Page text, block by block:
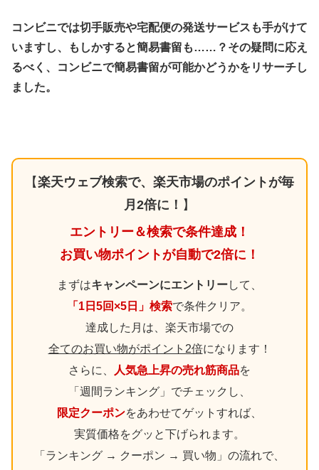
コンビニでは切手販売や宅配便の発送サービスも手がけて
いますし、もしかすると簡易書留も……？その疑問に応え
るべく、コンビニで簡易書留が可能かどうかをリサーチし
ました。
【楽天ウェブ検索で、楽天市場のポイントが毎
月2倍に！ 】
エントリー＆検索で条件達成！
お買い物ポイントが自動で2倍に！
まずはキャンペーンにエントリーして、
「1日5回×5日」検索で条件クリア。
達成した月は、楽天市場での
全てのお買い物がポイント2倍になります！
さらに、
人気急上昇の売れ筋商品を
「週間ランキング」でチェックし、
限定クーポンをあわせてゲットすれば、
実質価格をグッと下げられます。
「ランキング → クーポン → 買い物」の流れで、